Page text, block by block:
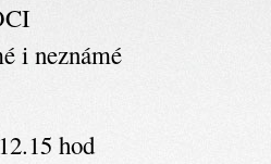
i neznámé
hod